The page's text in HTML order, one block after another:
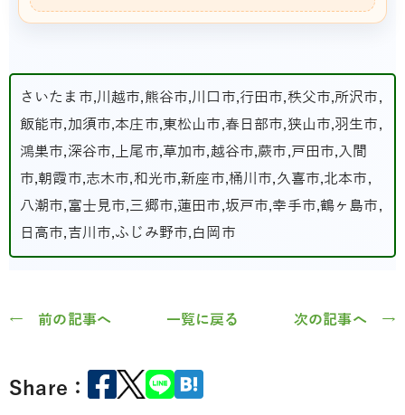
さいたま市,川越市,熊谷市,川口市,行田市,秩父市,所沢市,
飯能市,加須市,本庄市,東松山市,春日部市,狭山市,羽生市,
鴻巣市,深谷市,上尾市,草加市,越谷市,蕨市,戸田市,入間
市,朝霞市,志木市,和光市,新座市,桶川市,久喜市,北本市,
八潮市,富士見市,三郷市,蓮田市,坂戸市,幸手市,鶴ヶ島市,
日高市,吉川市,ふじみ野市,白岡市
← 前の記事へ 一覧に戻る 次の記事へ →
Share：